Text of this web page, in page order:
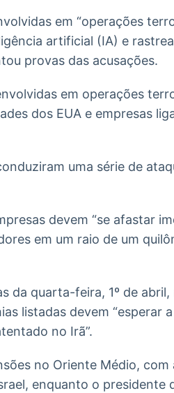
em “operações
artificial (IA) e
provas das acusações.
em operações
dos EUA e empresas
uma série de
devem “se afastar
em um raio de um
da quarta-feira, 1º de
listadas devem “esperar
no Irã”.
no Oriente Médio, com
enquanto o presidente